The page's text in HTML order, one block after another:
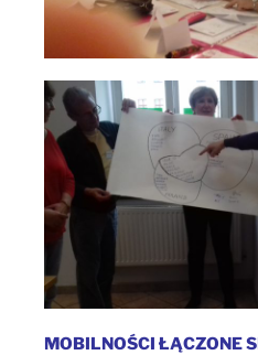
MOBILNOŚCI ŁĄCZONE